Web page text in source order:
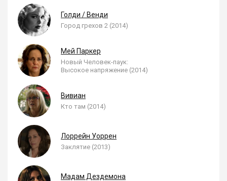
Голди / Венди
Город грехов 2 (2014)
Мей Паркер
Новый Человек-паук:
Высокое напряжение (2014)
Вивиан
Кто там (2014)
Лоррейн Уоррен
Заклятие (2013)
Мадам Дездемона